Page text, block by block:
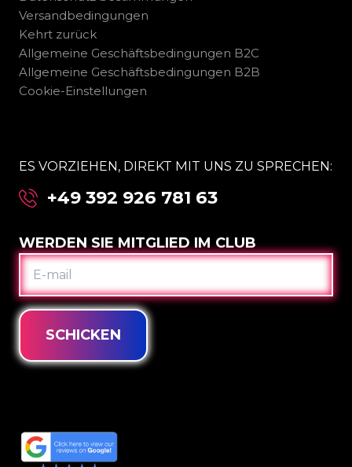
Versandbedingungen
Kehrt zurück
Allgemeine Geschäftsbedingungen B2C
Allgemeine Geschäftsbedingungen B2B
Cookie-Einstellungen
ES VORZIEHEN, DIREKT MIT UNS ZU SPRECHEN:
+49 392 926 781 63
WERDEN SIE MITGLIED IM CLUB
E-
MAIL
SCHICKEN